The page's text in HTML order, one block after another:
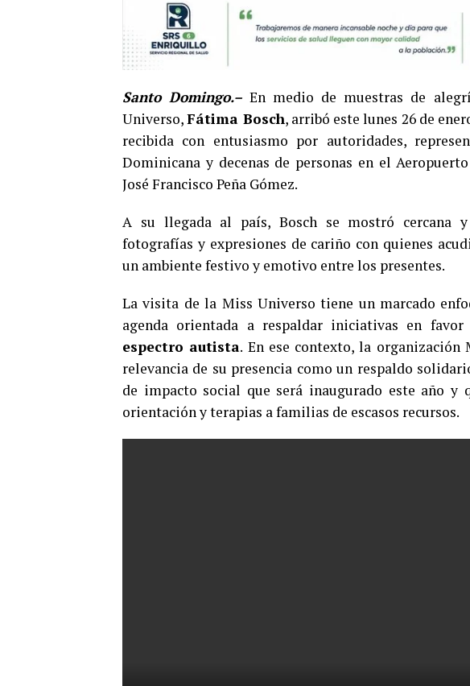
Santo Domingo.– En medio de muestras de
Universo,Fátima Bosch, arribó este lunes 26 de
recibida con entusiasmo por autoridades,
Dominicana y decenas de personas en el
José Francisco Peña Gómez.
A su llegada al país, Bosch se mostró cercana y
fotografías y expresiones de cariño con quienes
un ambiente festivo y emotivo entre los presentes.
La visita de la Miss Universo tiene un marcado
agenda orientada a respaldar iniciativas en
espectro autista. En ese contexto, la organización
relevancia de su presencia como un respaldo
de impacto social que será inaugurado este año y
orientación y terapias a familias de escasos recursos.